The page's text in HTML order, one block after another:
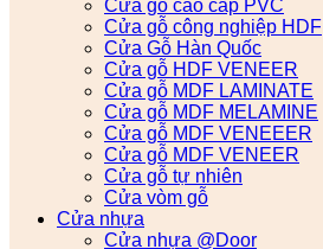
Cửa gỗ cao cấp PVC
Cửa gỗ công nghiệp HDF
Cửa Gỗ Hàn Quốc
Cửa gỗ HDF VENEER
Cửa gỗ MDF LAMINATE
Cửa gỗ MDF MELAMINE
Cửa gỗ MDF VENEEER
Cửa gỗ MDF VENEER
Cửa gỗ tự nhiên
Cửa vòm gỗ
Cửa nhựa
Cửa nhựa @Door